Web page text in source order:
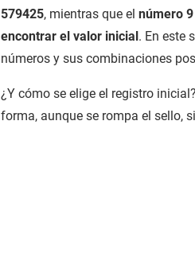
579425, mientras que el número 9
encontrar el valor inicial. En este
números y sus combinaciones
¿Y cómo se elige el registro
forma, aunque se rompa el sello,